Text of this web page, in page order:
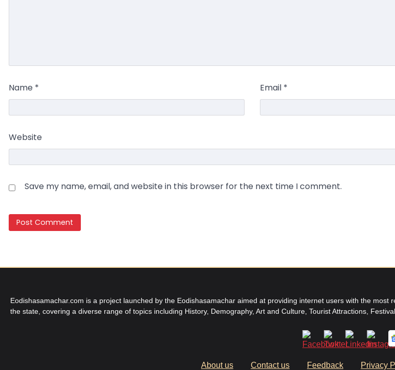
Name * Email *
Website
Save my name, email, and website in this browser for the next time I comment.
Eodishasamachar.com is a project launched by the Eodishasamachar aimed at providing internet users with the
the state, covering a diverse range of topics including History, Demography, Art and Culture, Tourist Attractions,
About us Contact us Feedback Privacy